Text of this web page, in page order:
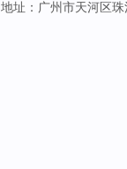
地址：广州市天河区